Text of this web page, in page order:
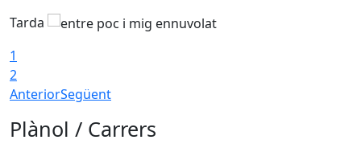
Tarda
1
2
AnteriorSegüent
Plànol / Carrers